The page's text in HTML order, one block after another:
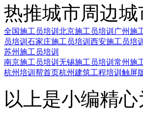
热推城市周边城
全国施工员培训 北京施工员培训 广州施
员培训 石家庄施工员培训 西安施工员培训
苏州施工员培训
南京施工员培训 无锡施工员培训 常州施
杭州培训帮首页杭州建筑工程培训触屏
以上是小编精